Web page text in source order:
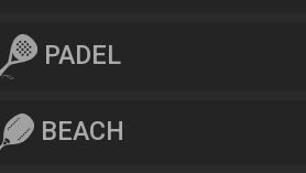
PADEL
BEACH